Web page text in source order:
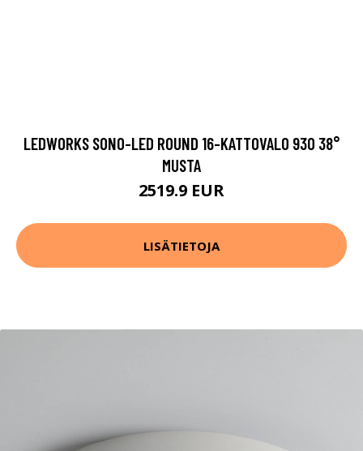
LEDWORKS SONO-LED ROUND 16-KATTOVALO 930 38°
MUSTA
2519.9 EUR
LISÄTIETOJA